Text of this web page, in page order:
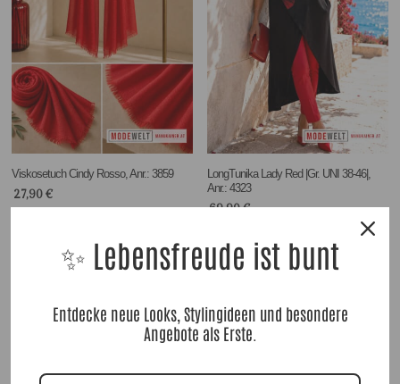
Viskosetuch Cindy Rosso, Anr.: 3859
27,90€
LongTunika Lady Red |Gr. UNI 38-46|,
Anr.: 4323
69,90€
✨ Lebensfreude ist bunt
Entdecke neue Looks, Stylingideen und besondere
Angebote als Erste.